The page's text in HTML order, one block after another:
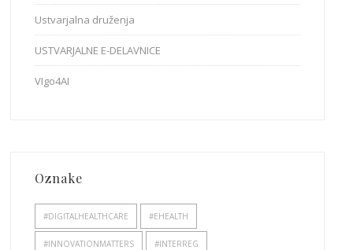
Ustvarjalna druženja
USTVARJALNE E-DELAVNICE
VIgo4AI
Oznake
#DIGITALHEALTHCARE #EHEALTH
#INNOVATIONMATTERS #INTERREG